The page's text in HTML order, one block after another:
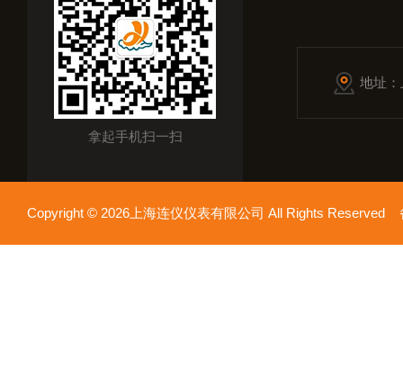
拿起手机扫一扫
地址
Copyright © 2026上海连仪仪表有限公司 All Rights Reserved